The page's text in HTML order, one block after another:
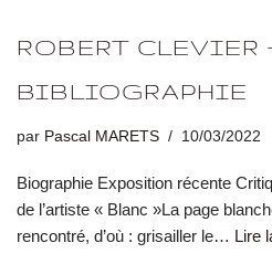
ROBERT CLEVIER –
BIBLIOGRAPHIE
par Pascal MARETS 10/03/2022
Biographie Exposition récente
de l’artiste « Blanc »La page
rencontré, d’où : grisailler le… Lire